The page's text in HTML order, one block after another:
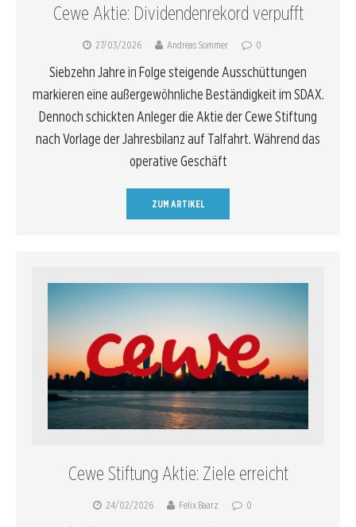
Cewe Aktie: Dividendenrekord verpufft
27/03/2026 Andreas Sommer 0
Siebzehn Jahre in Folge steigende Ausschüttungen
markieren eine außergewöhnliche Beständigkeit im SDAX.
Dennoch schickten Anleger die Aktie der Cewe Stiftung
nach Vorlage der Jahresbilanz auf Talfahrt. Während das
operative Geschäft
ZUM ARTIKEL
Cewe Stiftung Aktie: Ziele erreicht
24/02/2026 Felix Baarz 0